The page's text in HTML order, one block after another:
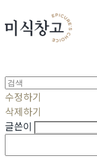
수정하기
삭제하기
글쓴이